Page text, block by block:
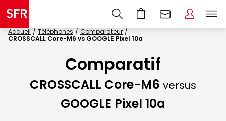
Accueil Téléphones
Comparateur
CROSSCALL Core-M6 vs GOOGLE Pixel 10a
Comparatif
CROSSCALL Core-M6 versus
GOOGLE Pixel 10a